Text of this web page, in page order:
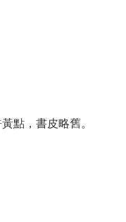
點，書皮略舊。